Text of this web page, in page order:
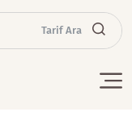
Tarif Ara